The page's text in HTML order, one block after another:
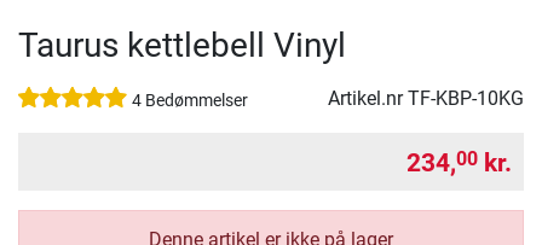
Taurus kettlebell Vinyl
4 Bedømmelser Artikel.nrTF-KBP-10KG
234,00 kr.
Denne artikel er ikke på lager